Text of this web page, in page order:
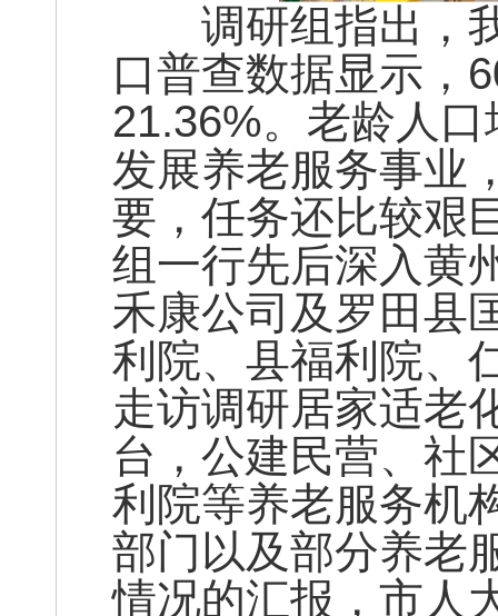
调研组指出，我
口普查数据显示，
21.36%。老龄人
发展养老服务事业
要，任务还比较艰
组一行先后深入黄
禾康公司及罗田县
利院、县福利院、
走访调研居家适老
台，公建民营、社
利院等养老服务机
部门以及部分养老
情况的汇报，市人